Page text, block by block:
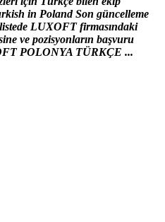
in Poland Son güncelleme
LUXOFT firmasındaki
ve pozisyonların başvuru
POLONYA TÜRKÇE ...